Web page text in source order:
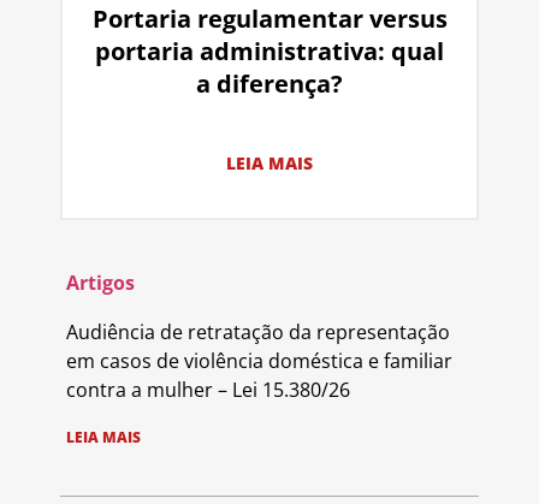
Portaria regulamentar versus
portaria administrativa: qual
a diferença?
LEIA MAIS
Artigos
Audiência de retratação da representação
em casos de violência doméstica e familiar
contra a mulher – Lei 15.380/26
LEIA MAIS